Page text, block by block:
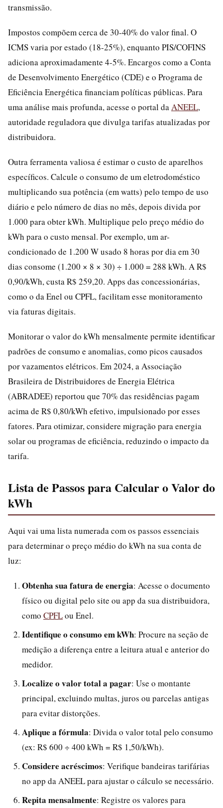
transmissão.
Impostos compõem cerca de 30-40% do valor final. O
ICMS varia por estado (18-25%), enquanto PIS/COFINS
adiciona aproximadamente 4-5%. Encargos como a Conta
de Desenvolvimento Energético (CDE) e o Programa de
Eficiência Energética financiam políticas públicas. Para
uma análise mais profunda, acesse o portal daANEEL,
autoridade reguladora que divulga tarifas atualizadas por
distribuidora.
Outra ferramenta valiosa é estimar o custo de aparelhos
específicos. Calcule o consumo de um eletrodoméstico
multiplicando sua potência (em watts) pelo tempo de uso
diário e pelo número de dias no mês, depois divida por
1.000 para obter kWh. Multiplique pelo preço médio do
kWh para o custo mensal. Por exemplo, um ar-
condicionado de 1.200 W usado 8 horas por dia em 30
dias consome (1.200 × 8 × 30) ÷ 1.000 = 288 kWh. A R$
0,90/kWh, custa R$ 259,20. Apps das concessionárias,
como o da Enel ou CPFL, facilitam esse monitoramento
via faturas digitais.
Monitorar o valor do kWh mensalmente permite identificar
padrões de consumo e anomalias, como picos causados
por vazamentos elétricos. Em 2024, a Associação
Brasileira de Distribuidores de Energia Elétrica
(ABRADEE) reportou que 70% das residências pagam
acima de R$ 0,80/kWh efetivo, impulsionado por esses
fatores. Para otimizar, considere migração para energia
solar ou programas de eficiência, reduzindo o impacto da
tarifa.
Lista de Passos para Calcular o Valor do
kWh
Aqui vai uma lista numerada com os passos essenciais
para determinar o preço médio do kWh na sua conta de
luz:
Obtenha sua fatura de energia: Acesse o documento
físico ou digital pelo site ou app da sua distribuidora,
como CPFLou Enel.
Identifique o consumo em kWh: Procure na seção de
medição a diferença entre a leitura atual e anterior do
medidor.
Localize o valor total a pagar: Use o montante
principal, excluindo multas, juros ou parcelas antigas
para evitar distorções.
Aplique a fórmula: Divida o valor total pelo consumo
(ex: R$ 600 ÷ 400 kWh = R$ 1,50/kWh).
Considere acréscimos: Verifique bandeiras tarifárias
no app da ANEEL para ajustar o cálculo se necessário.
Repita mensalmente: Registre os valores para